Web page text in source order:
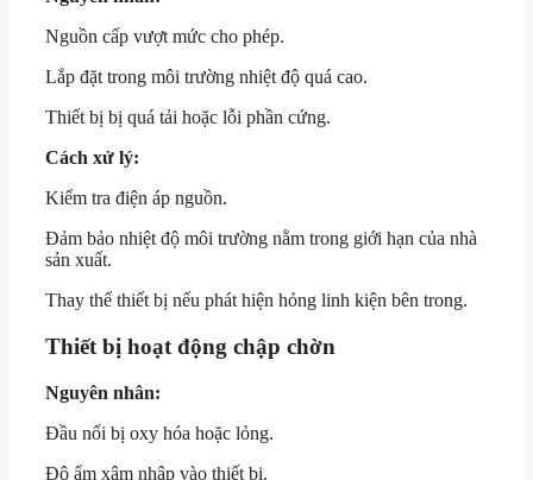
Nguồn cấp vượt mức cho phép.
Lắp đặt trong môi trường nhiệt độ quá cao.
Thiết bị bị quá tải hoặc lỗi phần cứng.
Cách xử lý:
Kiểm tra điện áp nguồn.
Đảm bảo nhiệt độ môi trường nằm trong giới hạn của nhà
sản xuất.
Thay thế thiết bị nếu phát hiện hỏng linh kiện bên trong.
Thiết bị hoạt động chập chờn
Nguyên nhân:
Đầu nối bị oxy hóa hoặc lỏng.
Độ ẩm xâm nhập vào thiết bị.